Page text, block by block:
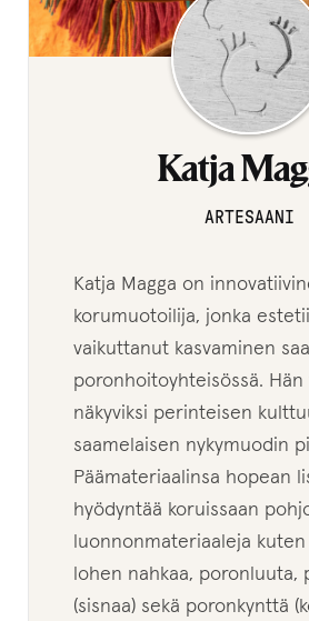
Taide
Katja Magga
Matilda Kumma
Mettäkutomo
Petteri Kyrö
Sari Markkanen
Katja
ARTESAANI
Katja Magga on
korumuotoilija, jonka
vaikuttanut kasvaminen
poronhoitoyhteisössä. Hän
näkyviksi perinteisen
saamelaisen nykymuodin
Päämateriaalinsa hopean
hyödyntää koruissaan
luonnonmateriaaleja
lohen nahkaa, poronluuta,
(sisnaa) sekä poronkynttä